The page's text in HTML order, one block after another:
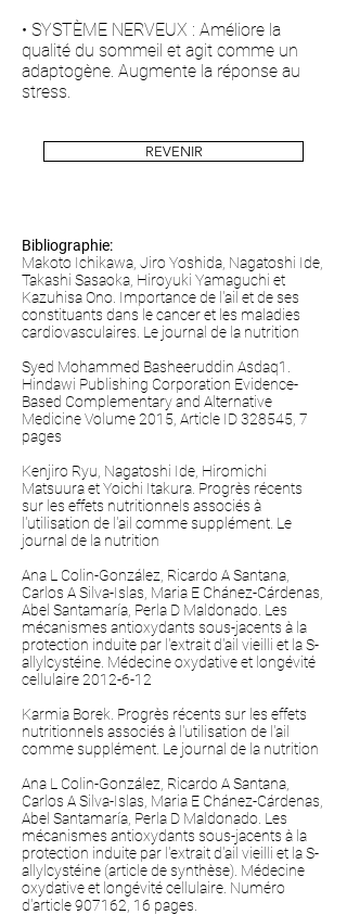
• SYSTÈME NERVEUX : Améliore la
qualité du sommeil et agit comme un
adaptogène. Augmente la réponse au
stress.
REVENIR
Bibliographie:
Makoto Ichikawa, Jiro Yoshida, Nagatoshi Ide,
Takashi Sasaoka, Hiroyuki Yamaguchi et
Kazuhisa Ono. Importance de l'ail et de ses
constituants dans le cancer et les maladies
cardiovasculaires. Le journal de la nutrition
Syed Mohammed Basheeruddin Asdaq1.
Hindawi Publishing Corporation Evidence-
Based Complementary and Alternative
Medicine Volume 2015, Article ID 328545, 7
pages
Kenjiro Ryu, Nagatoshi Ide, Hiromichi
Matsuura et Yoichi Itakura. Progrès récents
sur les effets nutritionnels associés à
l'utilisation de l'ail comme supplément. Le
journal de la nutrition
Ana L Colin-González, Ricardo A Santana,
Carlos A Silva-Islas, Maria E Chánez-Cárdenas,
Abel Santamaría, Perla D Maldonado. Les
mécanismes antioxydants sous-jacents à la
protection induite par l'extrait d'ail vieilli et la S-
allylcystéine. Médecine oxydative et longévité
cellulaire2012-6-12
Karmia Borek. Progrès récents sur les effets
nutritionnels associés à l'utilisation de l'ail
comme supplément. Le journal de la nutrition
Ana L Colin-González, Ricardo A Santana,
Carlos A Silva-Islas, Maria E Chánez-Cárdenas,
Abel Santamaría, Perla D Maldonado. Les
mécanismes antioxydants sous-jacents à la
protection induite par l'extrait d'ail vieilli et la S-
allylcystéine (article de synthèse). Médecine
oxydative et longévité cellulaire. Numéro
d'article 907162, 16 pages.